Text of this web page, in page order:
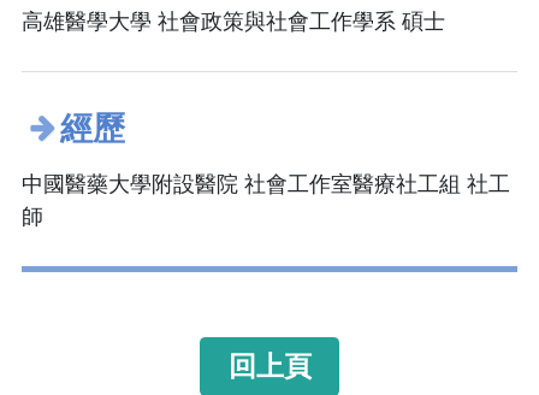
高雄醫學大學 社會政策與社會工作學系 碩士
經歷
中國醫藥大學附設醫院 社會工作室醫療社工組 社工
師
回上頁